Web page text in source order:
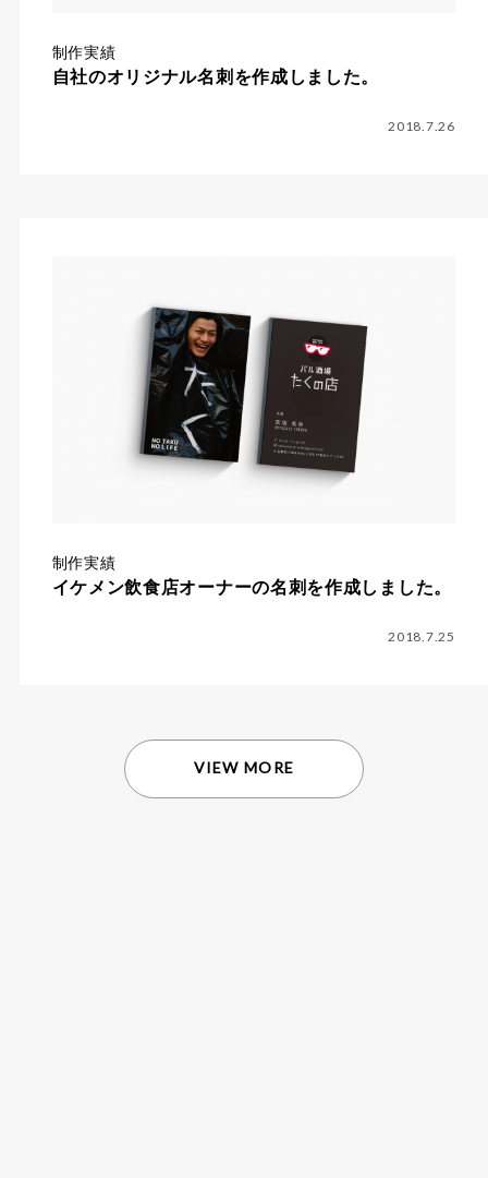
制作実績
自社のオリジナル名刺を作成しました。
2018.7.26
制作実績
イケメン飲食店オーナーの名刺を作成しました。
2018.7.25
VIEW MORE